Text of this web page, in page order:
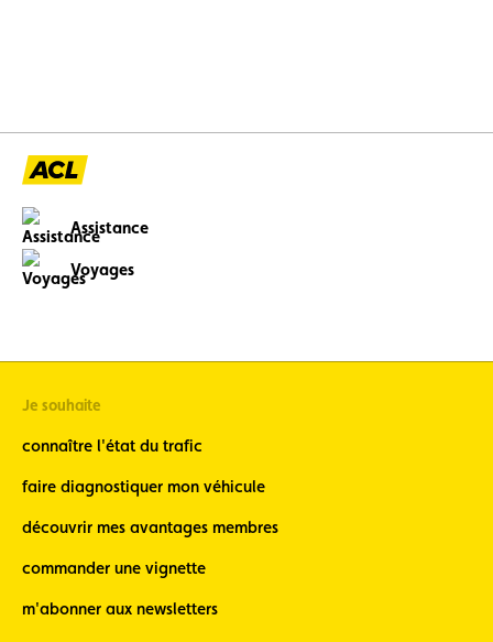
Assistance
Voyages
Je souhaite
connaître l'état du trafic
faire diagnostiquer mon véhicule
découvrir mes avantages membres
commander une vignette
m'abonner aux newsletters